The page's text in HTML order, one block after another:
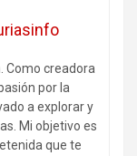
Como creadora
por la
a explorar y
Mi objetivo es
que te